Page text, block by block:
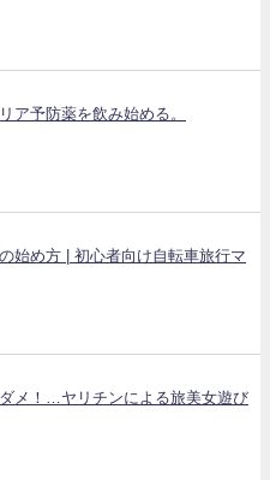
ア予防薬を飲み始める。
始め方 | 初心者向け自転車旅行マ
メ！…ヤリチンによる旅美女遊び